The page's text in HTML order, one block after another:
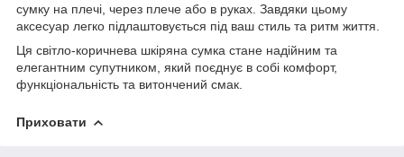
сумку на плечі, через плече або в руках. Завдяки цьому
аксесуар легко підлаштовується під ваш стиль та ритм життя.
Ця світло-коричнева шкіряна сумка стане надійним та
елегантним супутником, який поєднує в собі комфорт,
функціональність та витончений смак.
Приховати